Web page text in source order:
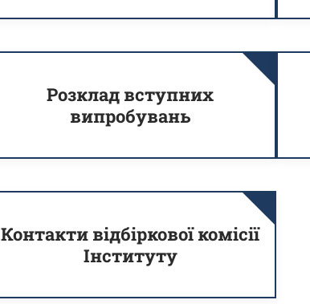
Розклад вступних
випробувань
Контакти відбіркової комісії
Інституту